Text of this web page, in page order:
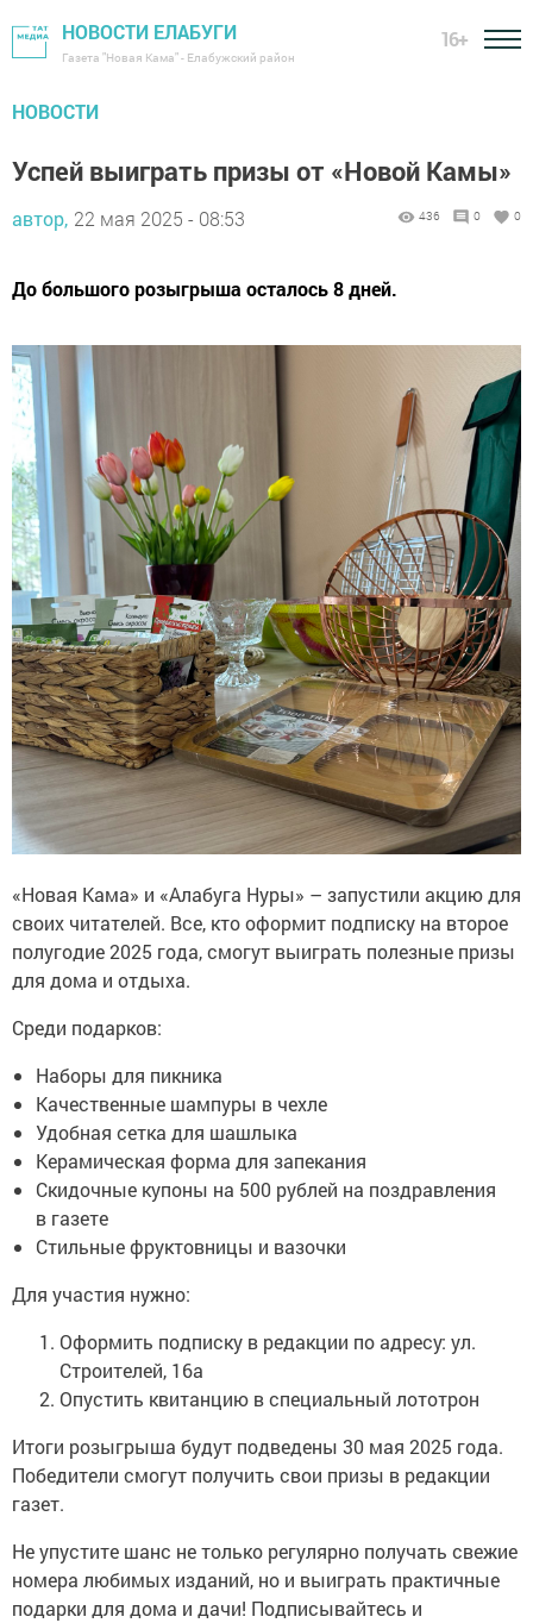
НОВОСТИ ЕЛАБУГИ
Газета "Новая Кама" - Елабужский район
16+
НОВОСТИ
Успей выиграть призы от «Новой Камы»
автор, 22 мая 2025 - 08:53 436 0 0
До большого розыгрыша осталось 8 дней.
«Новая Кама» и «Алабуга Нуры» – запустили акцию для
своих читателей. Все, кто оформит подписку на второе
полугодие 2025 года, смогут выиграть полезные призы
для дома и отдыха.
Среди подарков:
Наборы для пикника
Качественные шампуры в чехле
Удобная сетка для шашлыка
Керамическая форма для запекания
Скидочные купоны на 500 рублей на поздравления
в газете
Стильные фруктовницы и вазочки
Для участия нужно:
Оформить подписку в редакции по адресу: ул.
Строителей, 16а
Опустить квитанцию в специальный лототрон
Итоги розыгрыша будут подведены 30 мая 2025 года.
Победители смогут получить свои призы в редакции
газет.
Не упустите шанс не только регулярно получать свежие
номера любимых изданий, но и выиграть практичные
подарки для дома и дачи! Подписывайтесь и